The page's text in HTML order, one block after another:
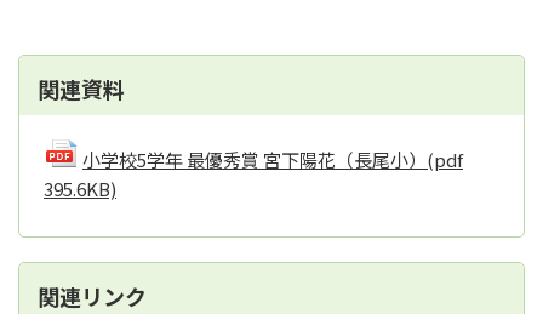
関連資料
小学校5学年 最優秀賞 宮下陽花（長尾小） (pdf
395.6KB)
関連リンク